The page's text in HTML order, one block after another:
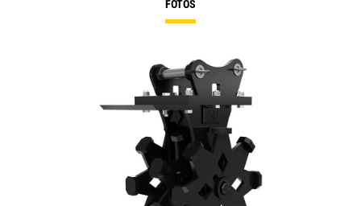
FOTOS